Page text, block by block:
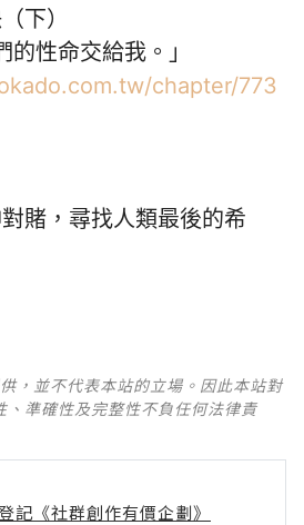
下）
性命交給我。」
chapter/773
賭，尋找人類最後的希
，並不代表本站的立場。因此本站對
、準確性及完整性不負任何法律責
記《社群創作有價企劃》